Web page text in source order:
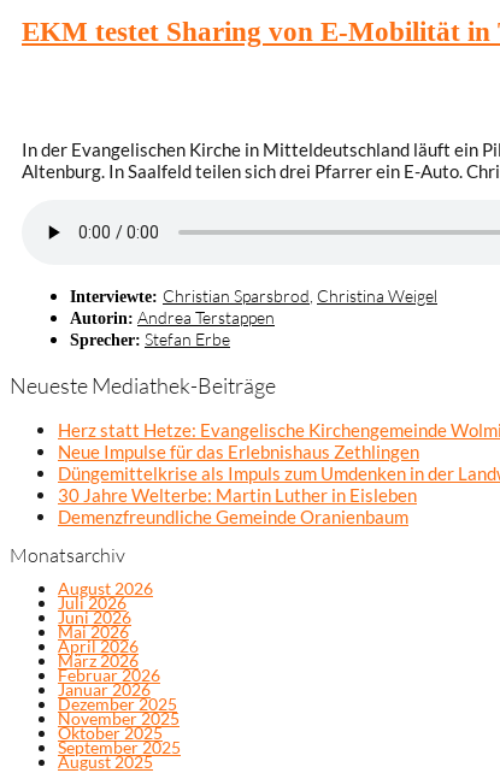
EKM testet Sharing von E-Mobilität in
In der Evangelischen Kirche in Mitteldeutschland läuft ein
Altenburg. In Saalfeld teilen sich drei Pfarrer ein E-Auto.
Interviewte: Christian Sparsbrod Christina Weigel
Autorin: Andrea Terstappen
Sprecher: Stefan Erbe
Neueste Mediathek-Beiträge
Herz statt Hetze: Evangelische Kirchengemeinde
Neue Impulse für das Erlebnishaus Zethlingen
Düngemittelkrise als Impuls zum Umdenken in der
30 Jahre Welterbe: Martin Luther in Eisleben
Demenzfreundliche Gemeinde Oranienbaum
Monatsarchiv
August 2026
Juli 2026
Juni 2026
Mai 2026
April 2026
März 2026
Februar 2026
Januar 2026
Dezember 2025
November 2025
Oktober 2025
September 2025
August 2025